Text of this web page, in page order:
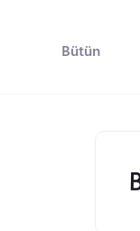
Bütün